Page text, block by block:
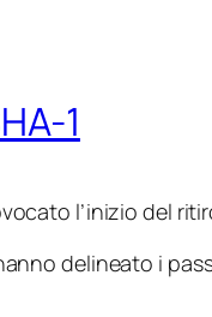
1
l’inizio del
delineato i